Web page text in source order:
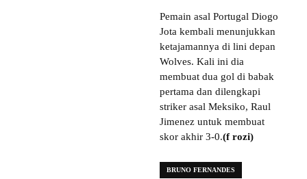
Pemain asal Portugal Diogo
Jota kembali menunjukkan
ketajamannya di lini depan
Wolves. Kali ini dia
membuat dua gol di babak
pertama dan dilengkapi
striker asal Meksiko, Raul
Jimenez untuk membuat
skor akhir 3-0.(f rozi)
BRUNO FERNANDES